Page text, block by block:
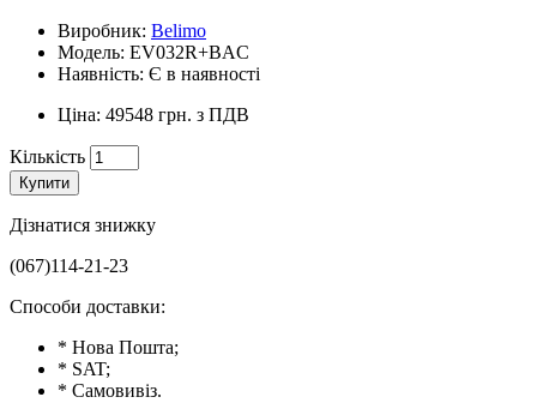
Виробник: Belimo
Модель: EV032R+BAC
Наявність: Є в наявності
Ціна: 49548 грн. з ПДВ
Кількість
Купити
Дізнатися знижку
(067)114-21-23
Способи доставки:
* Нова Пошта;
* SAT;
* Самовивіз.